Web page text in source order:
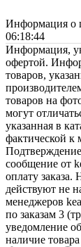
Информация о
06:18:44
Информация,
офертой.
товаров,
товаров на
могут
указанная в
фактической к
сообщение от
оплату
действуют не
менеджеров
по заказам 3
уведомление
наличие